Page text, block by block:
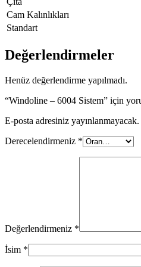
Cam Kalınlıkları
Standart
Değerlendirmeler
Henüz değerlendirme yapılmadı.
“Windoline – 6004 Sistem” için
E-posta adresiniz yayınlanmayacak.
Derecelendirmeniz *
Değerlendirmeniz *
İsim *